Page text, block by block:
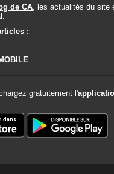
de CA, les actualités du site
:
gratuitement l'